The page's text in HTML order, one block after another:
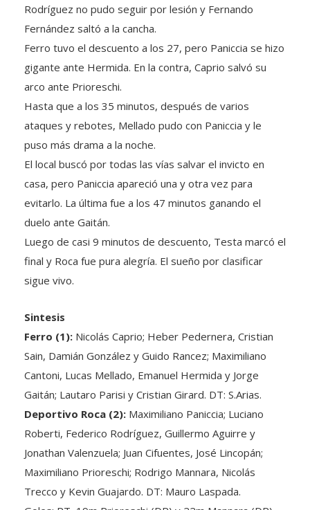
Fernández saltó a la cancha.
Ferro tuvo el descuento a los 27, pero Paniccia se hizo
gigante ante Hermida. En la contra, Caprio salvó su
arco ante Prioreschi.
Hasta que a los 35 minutos, después de varios
ataques y rebotes, Mellado pudo con Paniccia y le
puso más drama a la noche.
El local buscó por todas las vías salvar el invicto en
casa, pero Paniccia apareció una y otra vez para
evitarlo. La última fue a los 47 minutos ganando el
duelo ante Gaitán.
Luego de casi 9 minutos de descuento, Testa marcó el
final y Roca fue pura alegría. El sueño por clasificar
sigue vivo.
Ferro (1):
Sain, Damián González y Guido Rancez; Maximiliano
Cantoni, Lucas Mellado, Emanuel Hermida y Jorge
Gaitán; Lautaro Parisi y Cristian Girard. DT: S.Arias.
Deportivo Roca (2): Maximiliano Paniccia; Luciano
Roberti, Federico Rodríguez, Guillermo Aguirre y
Jonathan Valenzuela; Juan Cifuentes, José Lincopán;
Maximiliano Prioreschi; Rodrigo Mannara, Nicolás
Trecco y Kevin Guajardo. DT: Mauro Laspada.
Goles: PT, 19m Prioreschi (DR) y 22m Mannara (DR).